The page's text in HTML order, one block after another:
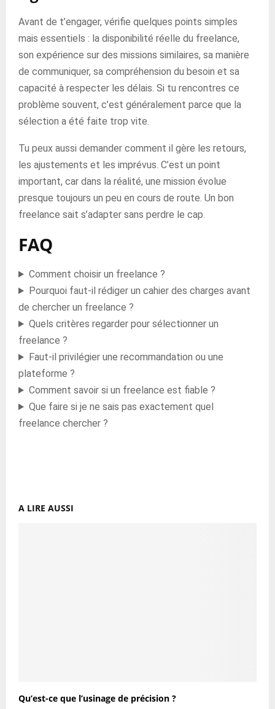
Avant de t’engager, vérifie quelques points simples
mais essentiels : la disponibilité réelle du freelance,
son expérience sur des missions similaires, sa manière
de communiquer, sa compréhension du besoin et sa
capacité à respecter les délais. Si tu rencontres ce
problème souvent, c’est généralement parce que la
sélection a été faite trop vite.
Tu peux aussi demander comment il gère les retours,
les ajustements et les imprévus. C’est un point
important, car dans la réalité, une mission évolue
presque toujours un peu en cours de route. Un bon
freelance sait s’adapter sans perdre le cap.
FAQ
Comment choisir un freelance ?
Pourquoi faut-il rédiger un cahier des charges avant
de chercher un freelance ?
Quels critères regarder pour sélectionner un
freelance ?
Faut-il privilégier une recommandation ou une
plateforme ?
Comment savoir si un freelance est fiable ?
Que faire si je ne sais pas exactement quel
freelance chercher ?
A LIRE AUSSI
Qu’est-ce que l’usinage de précision ?